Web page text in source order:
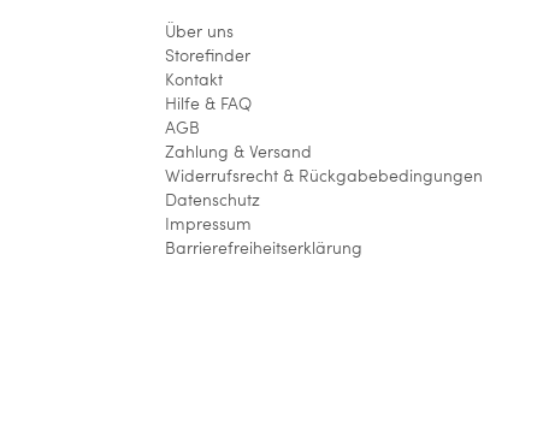
Über uns
Storefinder
Kontakt
Hilfe & FAQ
AGB
Zahlung & Versand
Widerrufsrecht & Rückgabebedingungen
Datenschutz
Impressum
Barrierefreiheitserklärung